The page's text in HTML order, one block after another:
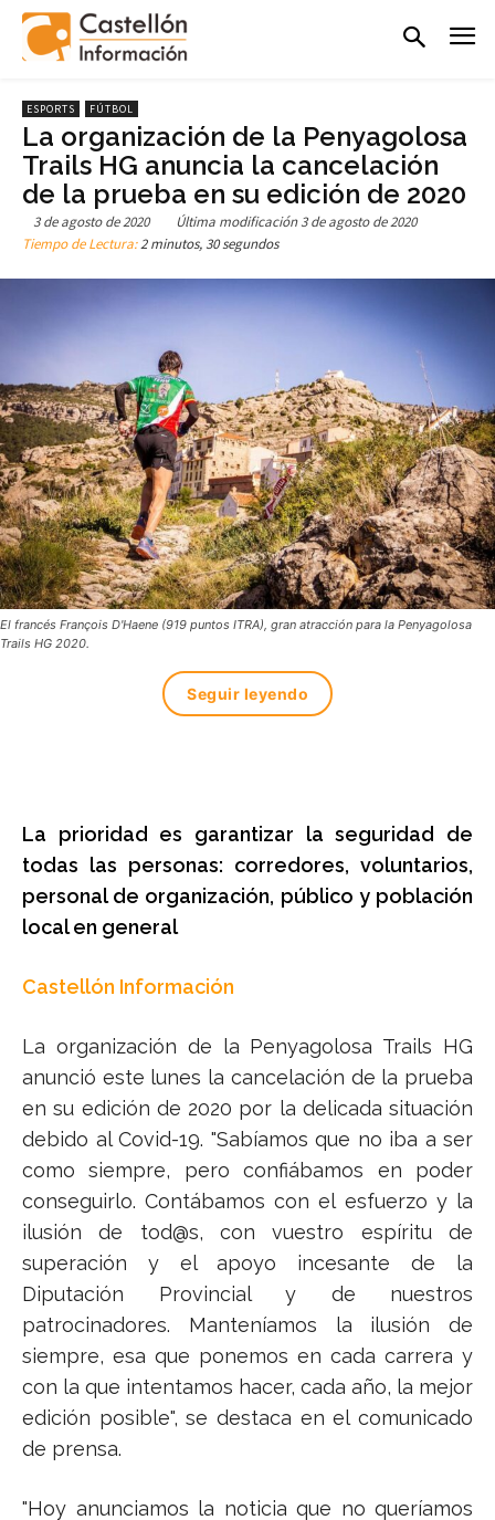
ESPORTS FÚTBOL
La organización de la Penyagolosa
Trails HG anuncia la cancelación
de la prueba en su edición de 2020
3 de agosto de 2020 Última modificación 3 de agosto de 2020
Tiempo de Lectura:2 minutos, 30 segundos
El francés François D'Haene (919 puntos ITRA), gran atracción para la Penyagolosa
Trails HG 2020.
Seguir leyendo
La prioridad es garantizar la seguridad de
todas las personas: corredores, voluntarios,
personal de organización, público y población
local en general
Castellón Información
La organización de la Penyagolosa Trails HG
anunció este lunes la cancelación de la prueba
en su edición de 2020 por la delicada situación
debido al Covid-19. "Sabíamos que no iba a ser
como siempre, pero confiábamos en poder
conseguirlo. Contábamos con el esfuerzo y la
ilusión de tod@s, con vuestro espíritu de
superación y el apoyo incesante de la
Diputación Provincial y de nuestros
patrocinadores. Manteníamos la ilusión de
siempre, esa que ponemos en cada carrera y
con la que intentamos hacer, cada año, la mejor
edición posible", se destaca en el comunicado
de prensa.
"Hoy anunciamos la noticia que no queríamos